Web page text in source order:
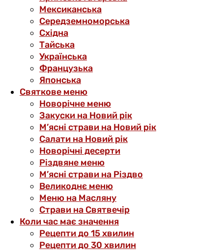
Мексиканська
Середземноморська
Східна
Тайська
Українська
Французька
Японська
Святкове меню
Новорічне меню
Закуски на Новий рік
М’ясні страви на Новий рік
Салати на Новий рік
Новорічні десерти
Різдвяне меню
М’ясні страви на Різдво
Великоднє меню
Меню на Масляну
Страви на Святвечір
Коли час має значення
Рецепти до 15 хвилин
Рецепти до 30 хвилин